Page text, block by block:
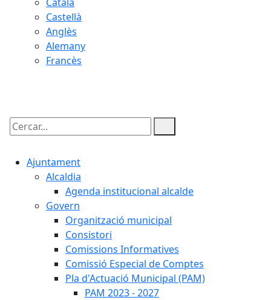
Castellà
Anglès
Alemany
Francès
Cercar:
Ajuntament
Alcaldia
Agenda institucional alcalde
Govern
Organització municipal
Consistori
Comissions Informatives
Comissió Especial de Comptes
Pla d'Actuació Municipal (PAM)
PAM 2023 - 2027